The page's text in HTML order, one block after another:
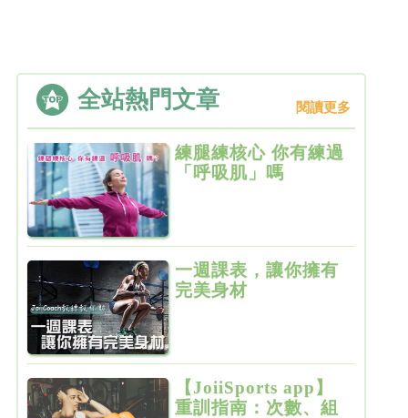
全站熱門文章 閱讀更多
練腿練核心 你有練過
「呼吸肌」嗎
一週課表，讓你擁有
完美身材
【JoiiSports app】
重訓指南：次數、組